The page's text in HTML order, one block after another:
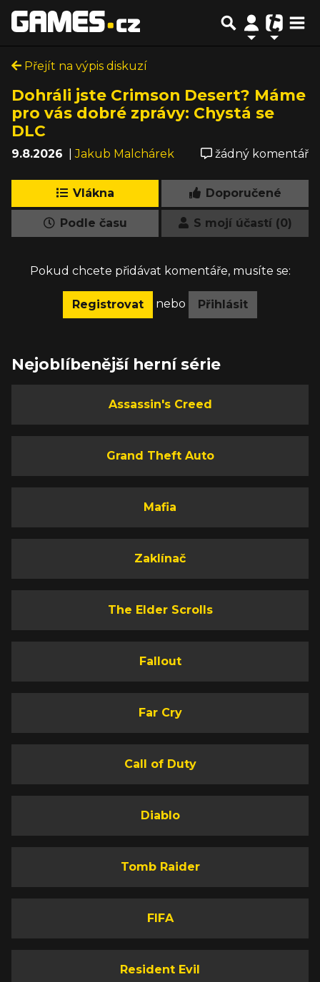
Přejít na výpis diskuzí
Dohráli jste Crimson Desert? Máme
pro vás dobré zprávy: Chystá se
DLC
9.8.2026 |Jakub Malchárek žádný komentář
Vlákna Doporučené
Podle času S mojí účastí (0)
Pokud chcete přidávat komentáře, musíte se:
Registrovat nebo Přihlásit
Nejoblíbenější herní série
Assassin's Creed
Grand Theft Auto
Mafia
Zaklínač
The Elder Scrolls
Fallout
Far Cry
Call of Duty
Diablo
Tomb Raider
FIFA
Resident Evil